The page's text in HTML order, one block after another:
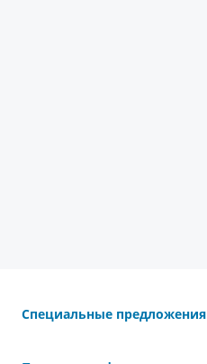
Специальные предложения